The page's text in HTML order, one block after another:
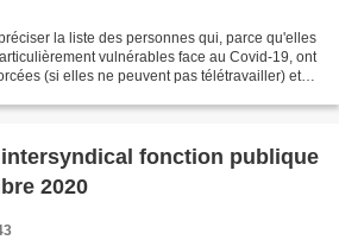
la liste des personnes qui, parce qu'elles
vulnérables face au Covid-19, ont
(si elles ne peuvent pas télétravailler) et
fonction publique
2020